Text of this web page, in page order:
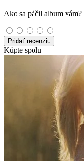
Ako sa páčil album vám?
Pridať recenziu
Kúpte spolu